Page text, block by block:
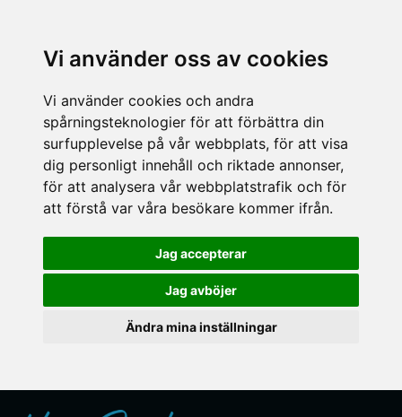
Vi använder oss av cookies
Vi använder cookies och andra
spårningsteknologier för att förbättra din
surfupplevelse på vår webbplats, för att visa
dig personligt innehåll och riktade annonser,
för att analysera vår webbplatstrafik och för
att förstå var våra besökare kommer ifrån.
Jag accepterar
Jag avböjer
Ändra mina inställningar